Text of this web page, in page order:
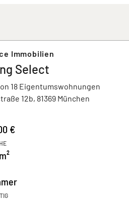
Immobilien
Select
18 Eigentumswohnungen
12b, 81369 München
€